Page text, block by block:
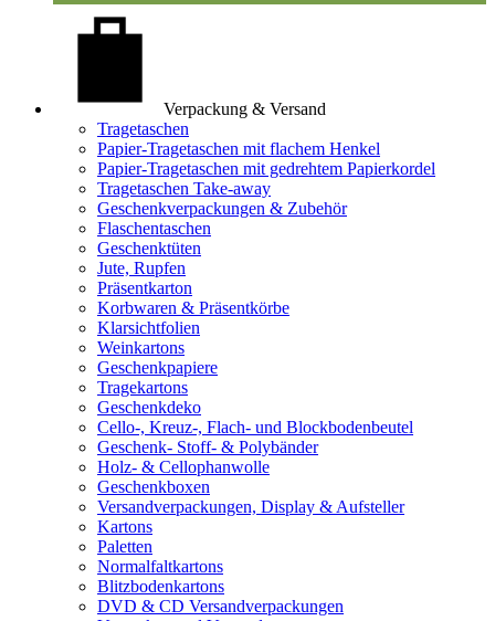
Verpackung & Versand
Tragetaschen
Papier-Tragetaschen mit flachem Henkel
Papier-Tragetaschen mit gedrehtem Papierkordel
Tragetaschen Take-away
Geschenkverpackungen & Zubehör
Flaschentaschen
Geschenktüten
Jute, Rupfen
Präsentkarton
Korbwaren & Präsentkörbe
Klarsichtfolien
Weinkartons
Geschenkpapiere
Tragekartons
Geschenkdeko
Cello-, Kreuz-, Flach- und Blockbodenbeutel
Geschenk- Stoff- & Polybänder
Holz- & Cellophanwolle
Geschenkboxen
Versandverpackungen, Display & Aufsteller
Kartons
Paletten
Normalfaltkartons
Blitzbodenkartons
DVD & CD Versandverpackungen